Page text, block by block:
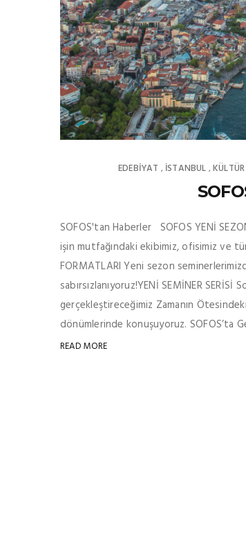
EDEBIYAT , İSTANBUL ,
SOFOS'tan Haberler SOFOS YENİ
işin mutfağındaki ekibimiz, ofisimiz ve
FORMATLARI Yeni sezon
sabırsızlanıyoruz!​​​​​​​​​​​​​​ YENİ SEMİNER
gerçekleştireceğimiz Zamanın
dönümlerinde konuşuyoruz. SOFOS’ta
READ MORE